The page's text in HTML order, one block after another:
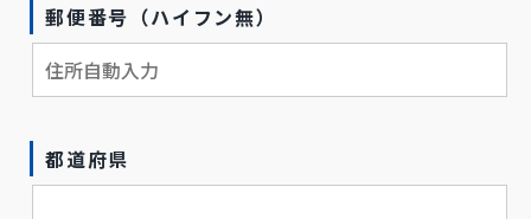
郵便番号（ハイフン無）
都道府県